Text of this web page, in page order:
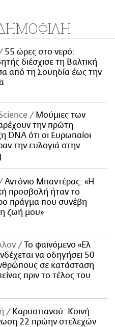
55 ώρες στο νερό:
διέσχισε τη Βαλτική
από τη Σουηδία έως την
Μούμιες των
την πρώτη
DNA ότι οι Ευρωπαίοι
την ευλογιά στην
Αντόνιο Μπαντέρας: «Η
προσβολή ήταν το
πράγμα που συνέβη
ζωή μου»
Το φαινόμενο «Ελ
να οδηγήσει 50
σε κατάσταση
πριν το τέλος του
Καρυστιανού: Κοινή
22 πρώην στελεχών